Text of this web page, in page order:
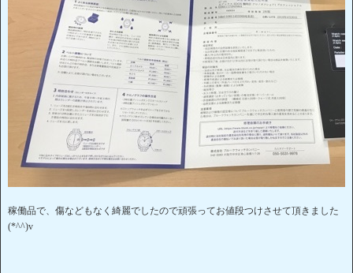
稼働品で、傷などもなく綺麗でしたので頑張ってお値段つけさせて頂きました
(*^^)v